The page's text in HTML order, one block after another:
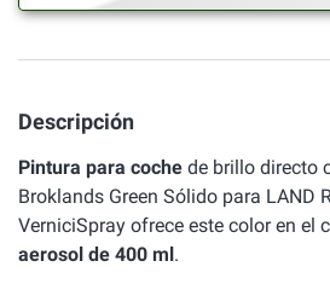
Descripción
Pintura para coche de brillo directo
Broklands Green Sólido para LAND
VerniciSpray ofrece este color en el
aerosol de 400 ml.